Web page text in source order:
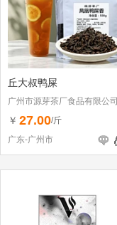
丘大叔鸭屎
广州市源芽茶厂食品有限公司
￥ 27.00/斤
广东-广州市